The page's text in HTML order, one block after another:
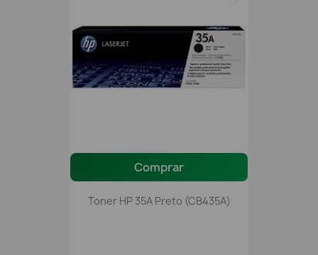
Comprar
Toner HP 35A Preto (CB435A)